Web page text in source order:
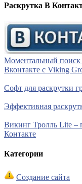
Раскрутка В
Моментальный поиск
Вконтакте с Viking
Софт для раскрутки
Эффективная
Викинг Тролль Lite –
Контакте
Категории
Создание сайта